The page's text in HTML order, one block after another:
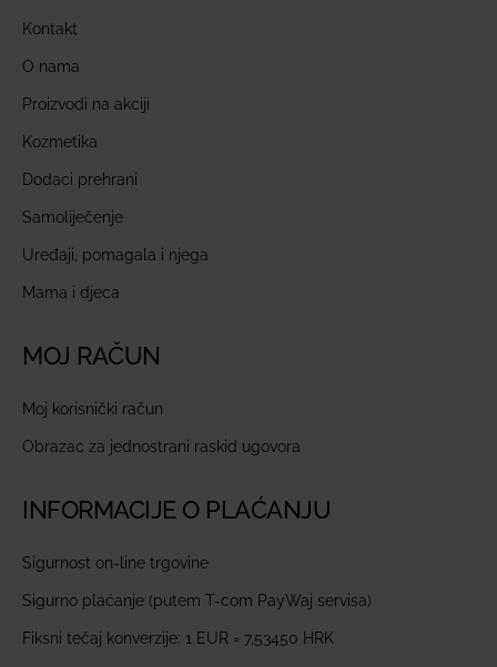
Kontakt
O nama
Proizvodi na akciji
Kozmetika
Dodaci prehrani
Samoliječenje
Uređaji, pomagala i njega
Mama i djeca
MOJ RAČUN
Moj korisnički račun
Obrazac za jednostrani raskid ugovora
INFORMACIJE O PLAĆANJU
Sigurnost on-line trgovine
Sigurno plaćanje (putem T-com PayWaj servisa)
Fiksni tečaj konverzije: 1 EUR = 7,53450 HRK